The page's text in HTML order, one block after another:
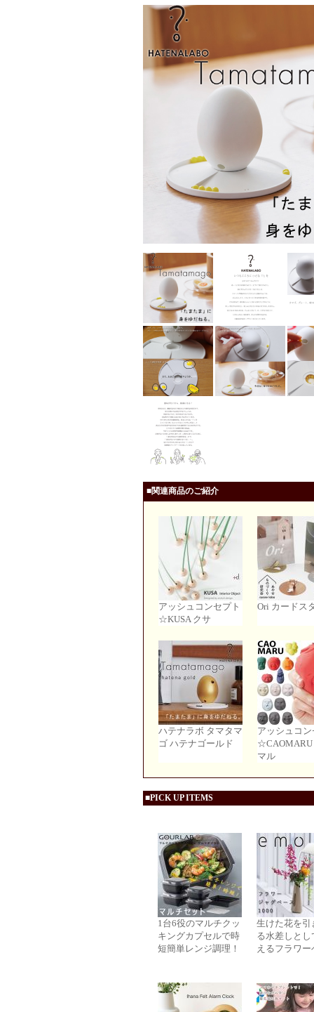
■関連商品のご紹介
アッシュコンセプト
☆KUSA クサ
Ori カードス
ハテナラボ タマタマ
ゴ ハテナゴールド
アッシュコ
☆CAOMARU
マル
■PICK UP ITEMS
1台6役のマルチクッ
キングカプセルで時
短簡単レンジ調理！
生けた花を引
る水差しとし
えるフラワー